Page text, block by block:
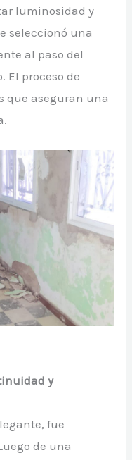
luminosidad y
seleccionó una
al paso del
El proceso de
que aseguran una
y
fue
de una